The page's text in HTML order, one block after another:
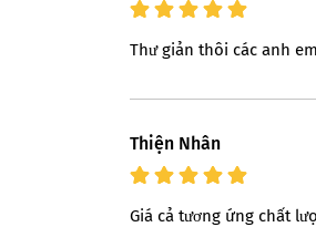
Thư giản thôi các anh
Thiện Nhân
Giá cả tương ứng chất